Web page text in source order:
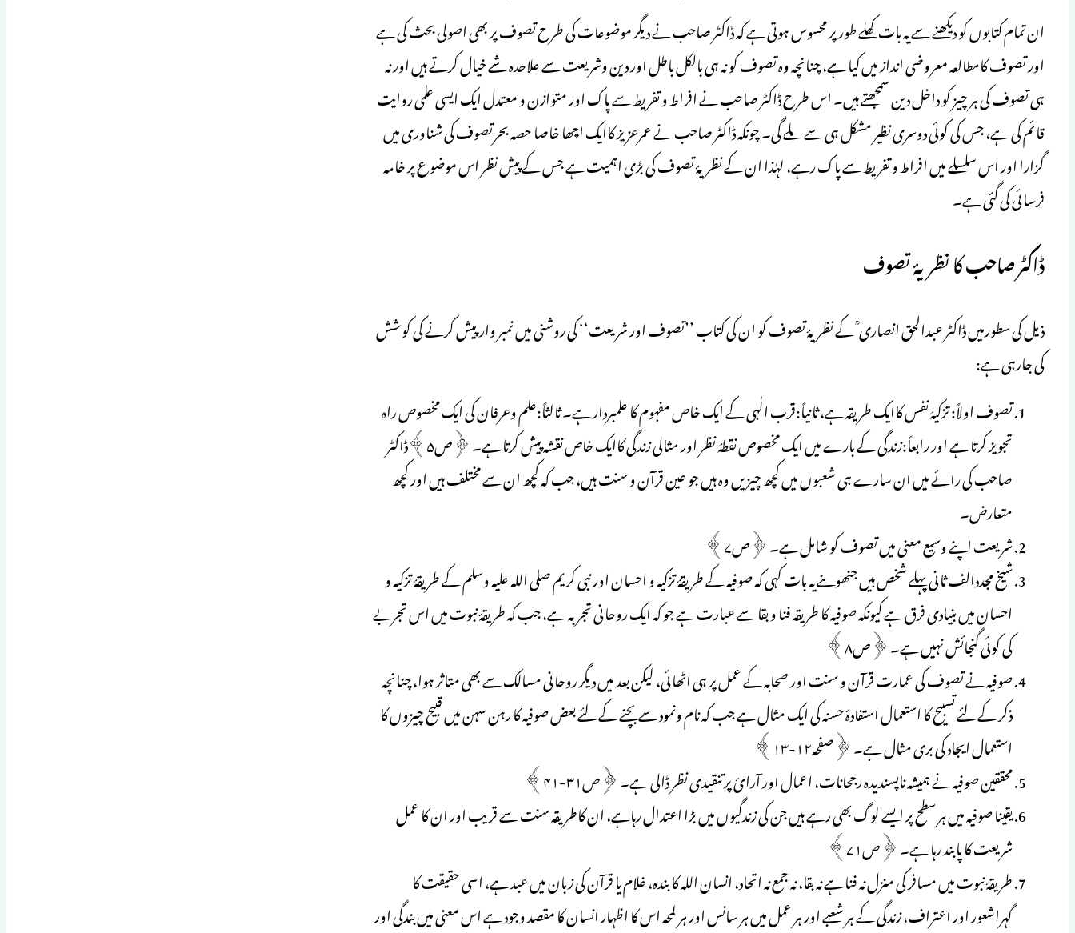
ان تمام کتابوں کو دیکھنے سے یہ بات کھلے طورپر محسوس ہوتی ہے کہ ڈاکٹر صاحب نے دیگر موضوعات کی طرح تصوف پر بھی اصولی بحث کی ہے
اور تصوف کامطالعہ معروضی انداز میں کیا ہے، چنانچہ وہ تصوف کو نہ ہی بالکل باطل اور دین وشریعت سے علاحدہ شے خیال کرتے ہیں اور نہ
ہی تصوف کی ہر چیز کو داخل دین سمجھتے ہیں۔ اس طرح ڈاکٹر صاحب نے افراط و تفریط سے پاک اور متوازن و معتدل ایک ایسی علمی روایت
قائم کی ہے، جس کی کوئی دوسری نظیر مشکل ہی سے ملے گی۔ چونکہ ڈاکٹر صاحب نے عمرعزیز کاایک اچھا خاصا حصہ بحرتصوف کی شناوری میں
گزارا اور اس سلسلے میں افراط و تفریط سے پاک رہے، لہٰذا ان کے نظریۂ تصوف کی بڑی اہمیت ہے جس کے پیش نظر اس موضوع پر خامہ
فرسائی کی گئی ہے۔
ڈاکٹر صاحب کا نظریۂ تصوف
ذیل کی سطورمیں ڈاکٹر عبدالحق انصاری ؒ کے نظریۂ تصوف کو ان کی کتاب ’’تصوف اور شریعت‘‘ کی روشنی میں نمبر وارپیش کرنے کی کوشش
کی جارہی ہے:
تصوف اولاً: تزکیۂ نفس کاایک طریقہ ہے، ثانیاً:قرب الٰہی کے ایک خاص مفہوم کا علمبردار ہے۔ ثالثاً:علم وعرفان کی ایک مخصوص راہ
تجویز کرتا ہے اور رابعاً:زندگی کے بارے میں ایک مخصوص نقطۂ نظر اور مثالی زندگی کاایک خاص نقشہ پیش کرتا ہے۔ ﴿ص۵﴾ڈاکٹر
صاحب کی رائے میں ان سارے ہی شعبوں میں کچھ چیزیں وہ ہیں جو عین قرآن و سنت ہیں، جب کہ کچھ ان سے مختلف ہیں اور کچھ
متعارض۔
شریعت اپنے وسیع معنی میں تصوف کو شامل ہے۔ ﴿ص۷﴾
شیخ مجددالف ثانی پہلے شخص ہیں جنھوںنے یہ بات کہی کہ صوفیہ کے طریقۂ تزکیہ و احسان اور نبی کریم صلی اللہ علیہ وسلم کے طریقۂ تزکیہ و
احسان میں بنیادی فرق ہے کیونکہ صوفیہ کا طریقہ فنا و بقا سے عبارت ہے جو کہ ایک روحانی تجربہ ہے، جب کہ طریقۂ نبوت میں اس تجربے
کی کوئی گنجائش نہیں ہے۔ ﴿ص۸﴾
صوفیہ نے تصوف کی عمارت قرآن و سنت اور صحابہ کے عمل پر ہی اٹھائی، لیکن بعد میں دیگر روحانی مسالک سے بھی متاثر ہوا، چنانچہ
ذکر کے لئے تسبیح کا استعمال استفادۂ حسنہ کی ایک مثال ہے جب کہ نام ونمود سے بچنے کے لئے بعض صوفیہ کا رہن سہن میں قبیح چیزوں کا
استعمال ایجاد کی بری مثال ہے۔ ﴿صفحہ۱۲-۱۳﴾
محققین صوفیہ نے ہمیشہ ناپسندیدہ رجحانات، اعمال اور آرائ پر تنقیدی نظر ڈالی ہے۔ ﴿ص۳۱-۴۱﴾
یقینا صوفیہ میں ہر سطح پر ایسے لوگ بھی رہے ہیں جن کی زندگیوں میں بڑا اعتدال رہاہے، ان کاطریقہ سنت سے قریب اور ان کا عمل
شریعت کا پابند رہا ہے۔ ﴿ص۷۱﴾
طریقۂ نبوت میں مسافر کی منزل نہ فنا ہے نہ بقا، نہ جمع نہ اتحاد، انسان اللہ کا بندہ، غلام یا قرآن کی زبان میں عبد ہے، اسی حقیقت کا
گہراشعور اور اعتراف، زندگی کے ہر شعبے اور ہر عمل میں ہر سانس اور ہر لمحہ اس کا اظہار انسان کا مقصد وجود ہے اس معنی میں بندگی اور